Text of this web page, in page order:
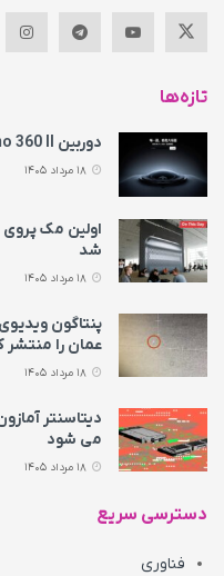
تازه‌ها
دوربین DJI Osmo 360 II معرفی می‌ شود
شد
پنتاگون
عمان را منتشر
دیتاسنتر
می‌ شود
دسترسی سریع
فناوری